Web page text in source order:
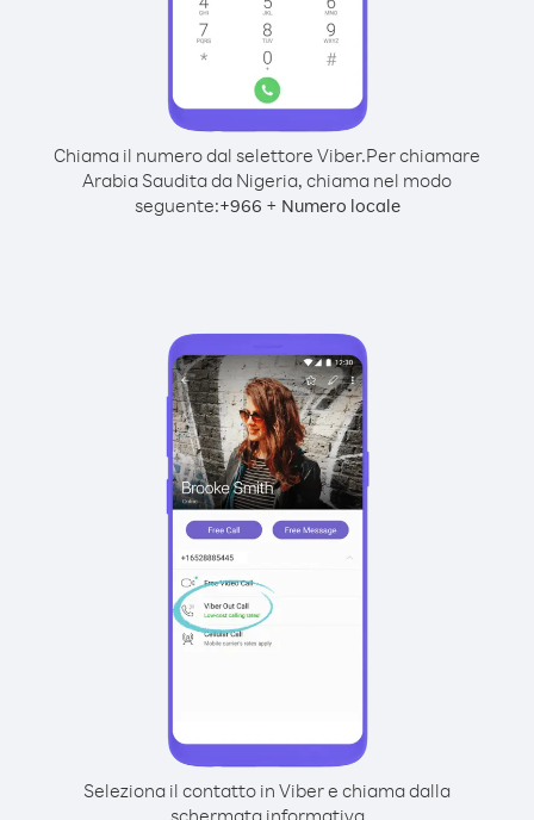
Chiama il numero dal selettore Viber.Per chiamare
Arabia Saudita da Nigeria, chiama nel modo
seguente:+966 + Numero locale
Seleziona il contatto in Viber e chiama dalla
schermata informativa